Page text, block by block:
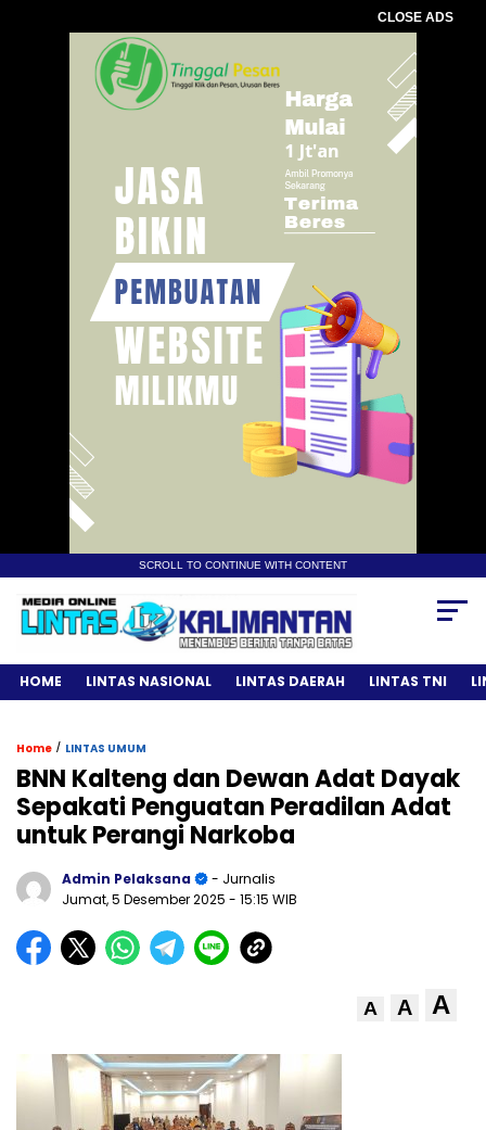
CLOSE ADS
SCROLL TO CONTINUE WITH CONTENT
HOME LINTAS NASIONAL LINTAS DAERAH LINTAS TNI
Home / LINTAS UMUM
BNN Kalteng dan Dewan Adat Dayak
Sepakati Penguatan Peradilan Adat
untuk Perangi Narkoba
Admin Pelaksana
- Jurnalis
Jumat, 5 Desember 2025 - 15:15 WIB
A A A